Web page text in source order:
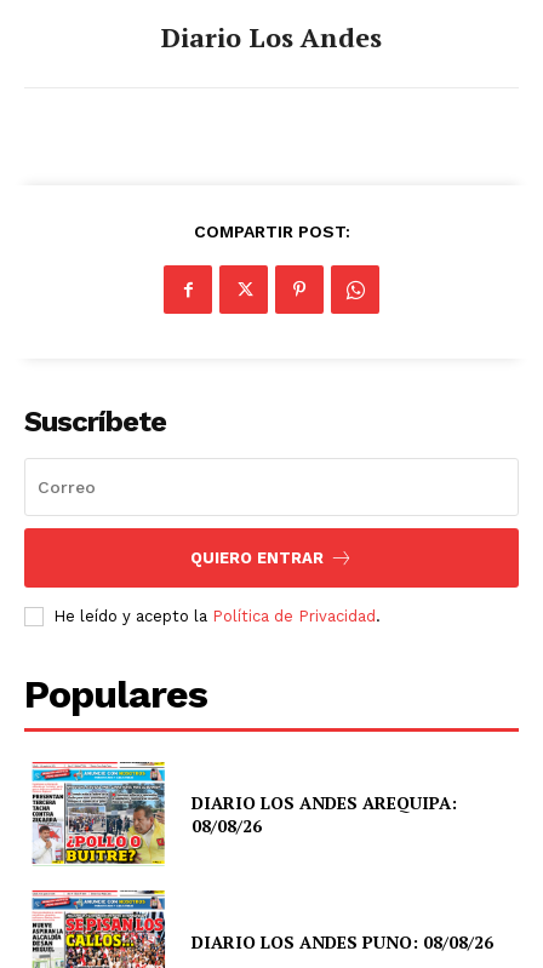
Diario Los Andes
COMPARTIR POST:
Suscríbete
QUIERO ENTRAR
He leído y acepto la Política de Privacidad .
Populares
DIARIO LOS ANDES AREQUIPA:
08/08/26
DIARIO LOS ANDES PUNO: 08/08/26